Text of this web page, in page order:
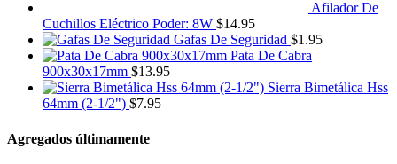
Afilador De
Cuchillos Eléctrico Poder: 8W $14.95
Gafas De Seguridad $1.95
Pata De Cabra
900x30x17mm $13.95
Sierra Bimetálica Hss
64mm (2-1/2") $7.95
Agregados últimamente